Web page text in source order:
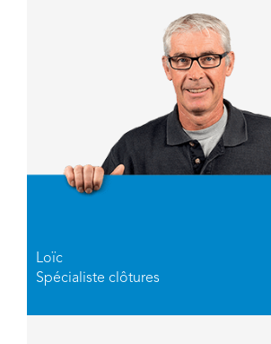
Loïc
Spécialiste clôtures